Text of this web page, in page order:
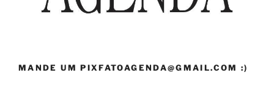
MANDE UM PIXFATOAGENDA@GMAIL.COM :)